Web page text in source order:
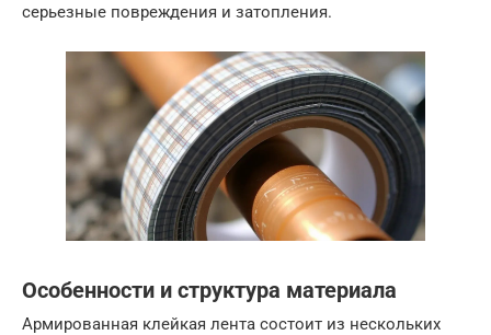
серьезные повреждения и затопления.
Особенности и структура материала
Армированная клейкая лента состоит из нескольких